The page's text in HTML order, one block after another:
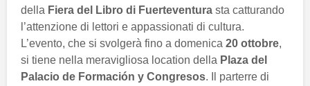
della Fiera del Libro di Fuerteventura sta catturando
l’attenzione di lettori e appassionati di cultura.
L’evento, che si svolgerà fino a domenica 20 ottobre,
si tiene nella meravigliosa location della Plaza del
Palacio de Formación y Congresos. Il parterre di